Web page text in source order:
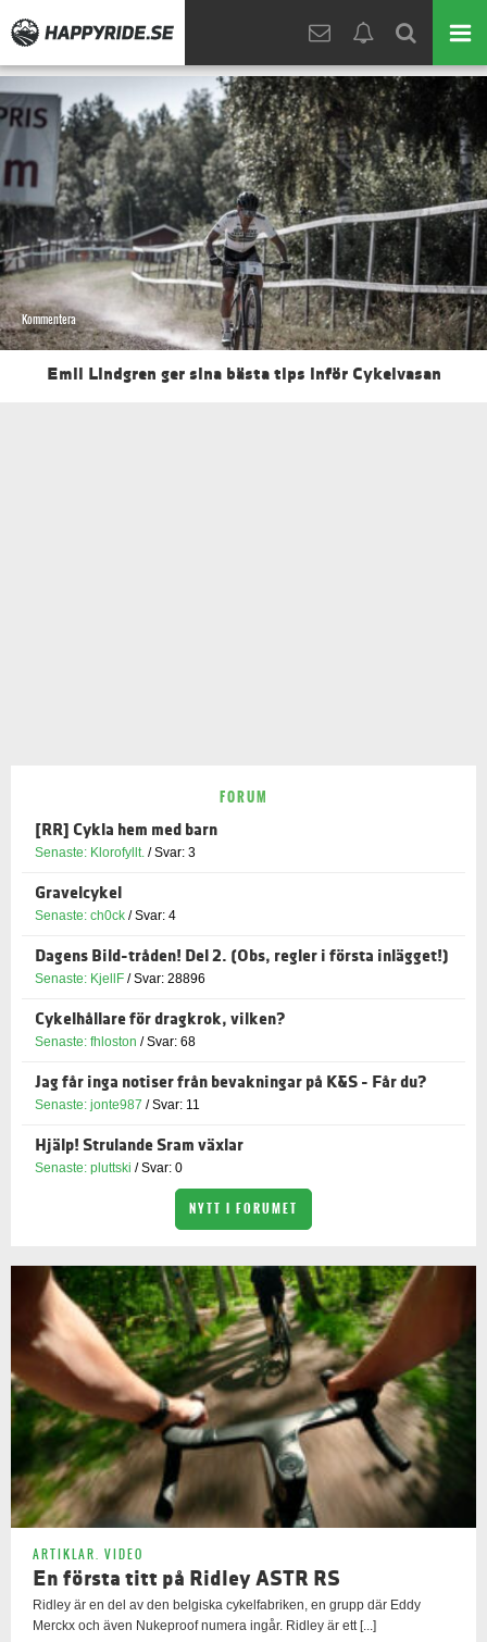
Kommentera
Emil Lindgren ger sina bästa tips inför Cykelvasan
FORUM
[RR] Cykla hem med barn
Senaste: Klorofyllt. / Svar: 3
Gravelcykel
Senaste: ch0ck / Svar: 4
Dagens Bild-tråden! Del 2. (Obs, regler i första inlägget!)
Senaste: KjellF / Svar: 28896
Cykelhållare för dragkrok, vilken?
Senaste: fhloston / Svar: 68
Jag får inga notiser från bevakningar på K&S - Får du?
Senaste: jonte987 / Svar: 11
Hjälp! Strulande Sram växlar
Senaste: pluttski / Svar: 0
NYTT I FORUMET
ARTIKLAR, VIDEO
En första titt på Ridley ASTR RS
Ridley är en del av den belgiska cykelfabriken, en grupp där Eddy
Merckx och även Nukeproof numera ingår. Ridley är ett [...]